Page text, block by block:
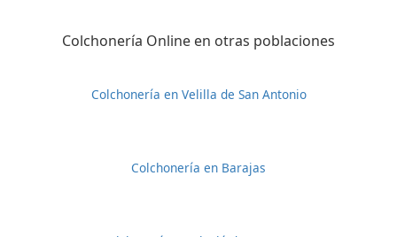
Colchonería Online en otras poblaciones
Colchonería en Velilla de San Antonio
Colchonería en Barajas